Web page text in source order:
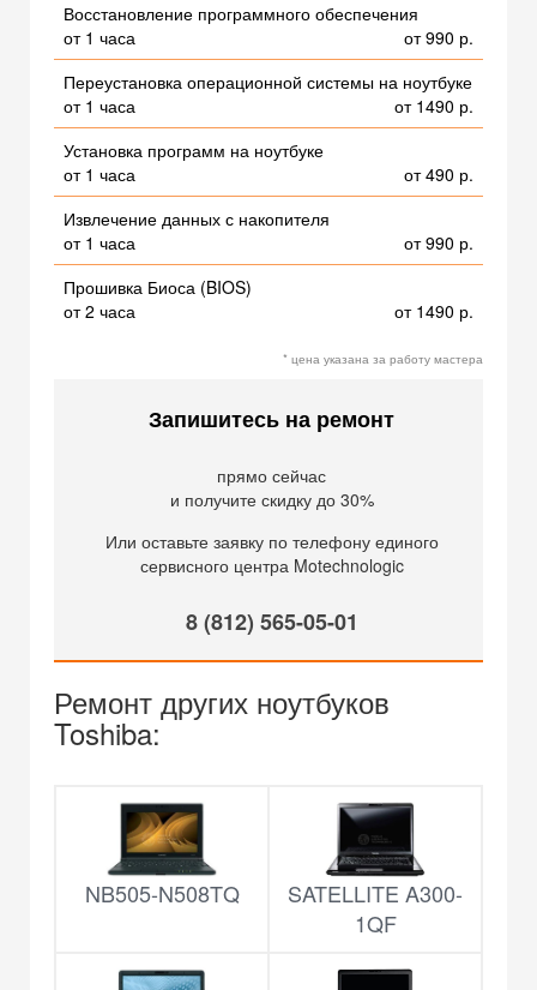
Восстановление программного обеспечения
от 1 часа
от 990 р.
Переустановка операционной системы на ноутбуке
от 1 часа
от 1490 р.
Установка программ на ноутбуке
от 1 часа
от 490 р.
Извлечение данных с накопителя
от 1 часа
от 990 р.
Прошивка Биоса (BIOS)
от 2 часа
от 1490 р.
* цена указана за работу мастера
Запишитесь на ремонт
прямо сейчас
и получите скидку до 30%
Или оставьте заявку по телефону единого
сервисного центра Motechnologic
8 (812) 565-05-01
Ремонт других ноутбуков
Toshiba:
NB505-N508TQ
SATELLITE A300-
1QF